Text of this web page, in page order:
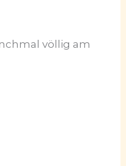
völlig am